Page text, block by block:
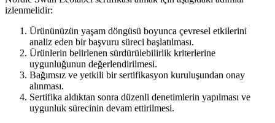
izlenmelidir:
Ürününüzün yaşam döngüsü boyunca çevresel etkilerini
analiz eden bir başvuru süreci başlatılması.
Ürünlerin belirlenen sürdürülebilirlik kriterlerine
uygunluğunun değerlendirilmesi.
Bağımsız ve yetkili bir sertifikasyon kuruluşundan onay
alınması.
Sertifika aldıktan sonra düzenli denetimlerin yapılması ve
uygunluk sürecinin devam ettirilmesi.